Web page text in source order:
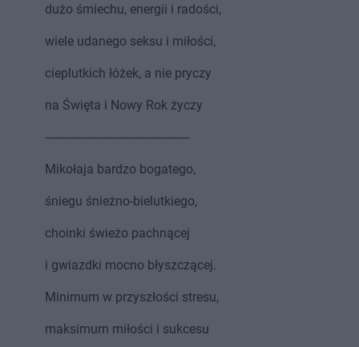
dużo śmiechu, energii i radości,
wiele udanego seksu i miłości,
cieplutkich łóżek, a nie pryczy
na Święta i Nowy Rok życzy
---------------------------------------------
Mikołaja bardzo bogatego,
śniegu śnieżno-bielutkiego,
choinki świeżo pachnącej
i gwiazdki mocno błyszczącej.
Minimum w przyszłości stresu,
maksimum miłości i sukcesu